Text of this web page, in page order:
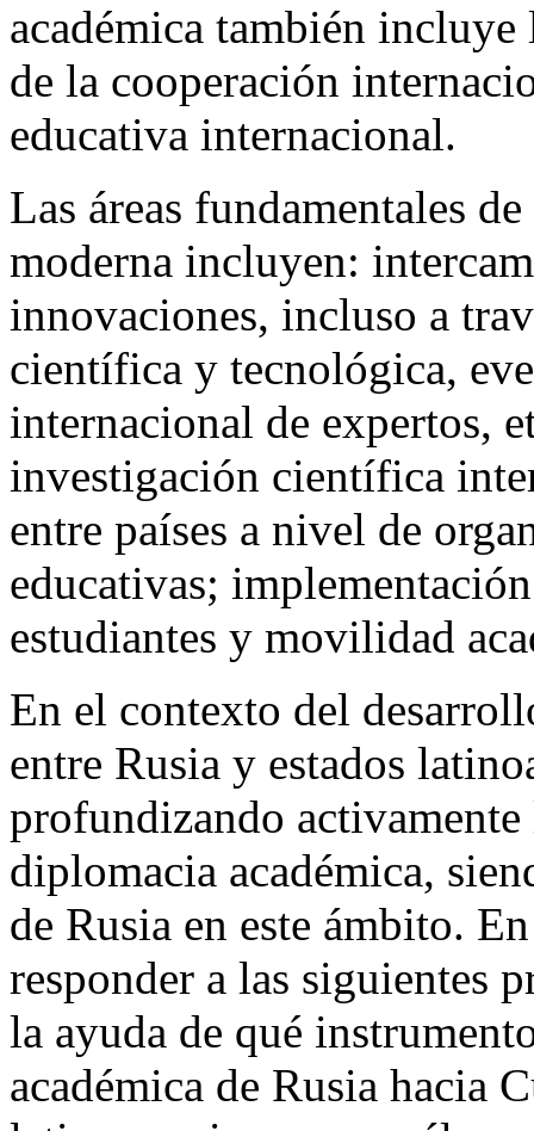
académica también
de la cooperación
educativa internacional.
Las áreas fundamentales
moderna incluyen:
innovaciones, incluso a
científica y tecnológica,
internacional de expertos,
investigación científica
entre países a nivel de
educativas;
estudiantes y movilidad
En el contexto del
entre Rusia y estados
profundizando
diplomacia académica,
de Rusia en este ámbito.
responder a las siguientes
la ayuda de qué
académica de Rusia hacia